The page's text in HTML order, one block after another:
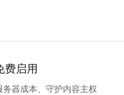
费启用
器成本、守护内容主权